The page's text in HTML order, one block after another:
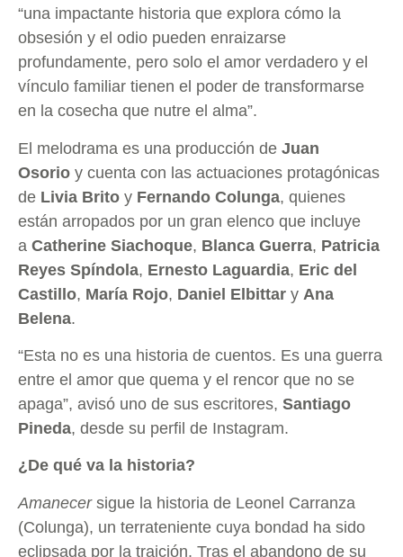
“una impactante historia que explora cómo la
obsesión y el odio pueden enraizarse
profundamente, pero solo el amor verdadero y el
vínculo familiar tienen el poder de transformarse
en la cosecha que nutre el alma”.
El melodrama es una producción de Juan
Osorio y cuenta con las actuaciones protagónicas
de Livia Brito y Fernando Colunga, quienes
están arropados por un gran elenco que incluye
a Catherine Siachoque, Blanca Guerra, Patricia
Reyes Spíndola, Ernesto Laguardia, Eric del
Castillo, María Rojo, Daniel Elbittar y Ana
Belena.
“Esta no es una historia de cuentos. Es una guerra
entre el amor que quema y el rencor que no se
apaga”, avisó uno de sus escritores, Santiago
Pineda, desde su perfil de Instagram.
¿De qué va la historia?
Amanecersigue la historia de Leonel Carranza
(Colunga), un terrateniente cuya bondad ha sido
eclipsada por la traición. Tras el abandono de su